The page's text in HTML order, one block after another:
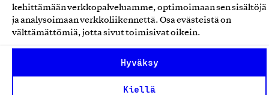
kehittämään verkkopalveluamme, optimoimaan sen sisältöjä
ja analysoimaan verkkoliikennettä. Osa evästeistä on
välttämättömiä, jotta sivut toimisivat oikein.
Hyväksy
Kiellä
Yhteiskunnallinen Yritys -merkki